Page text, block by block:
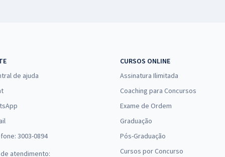
mandar bem nas provas e conquistar a tão sonhada vaga.
e desenvolvidas por professores altamente capacitados. Todo o
FCC. Assim, é possível ter mais confiança durante a prova.
com cinco alternativas, com apenas uma alternativa correta. A
de ajuda
3003-0894
atendimento:
CURSOS ONLINE
Assinatura Ilimitada
Coaching para Concursos
Exame de Ordem
Graduação
Pós-Graduação
Cursos por Concurso